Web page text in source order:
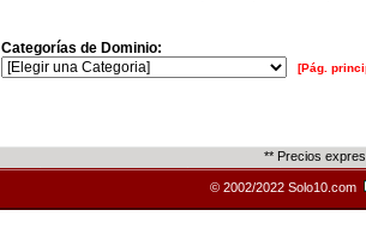
Categorías de Dominio:
[Pág.
** Precios
© 2002/2022 Solo10.com